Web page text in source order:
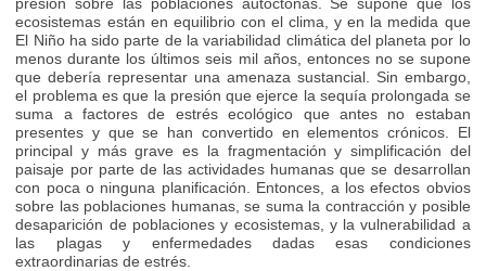
ecosistemas están en equilibrio con el clima, y en la medida que
El Niño ha sido parte de la variabilidad climática del planeta por lo
menos durante los últimos seis mil años, entonces no se supone
que debería representar una amenaza sustancial. Sin embargo,
el problema es que la presión que ejerce la sequía prolongada se
suma a factores de estrés ecológico que antes no estaban
presentes y que se han convertido en elementos crónicos. El
principal y más grave es la fragmentación y simplificación del
paisaje por parte de las actividades humanas que se desarrollan
con poca o ninguna planificación. Entonces, a los efectos obvios
sobre las poblaciones humanas, se suma la contracción y posible
desaparición de poblaciones y ecosistemas, y la vulnerabilidad a
las plagas y enfermedades dadas esas condiciones
extraordinarias de estrés.